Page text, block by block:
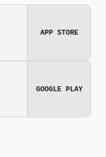
APP STORE
GOOGLE PLAY